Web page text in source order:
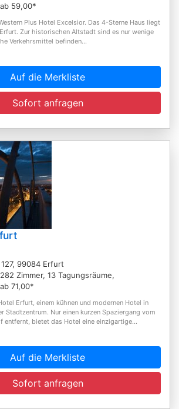
59,00*
Plus Hotel Excelsior. Das 4-Sterne Haus liegt
Zur historischen Altstadt sind es nur wenige
Verkehrsmittel befinden...
Auf die Merkliste
Sofort anfragen
99084 Erfurt
Zimmer, 13 Tagungsräume,
71,00*
Erfurt, einem kühnen und modernen Hotel in
Stadtzentrum. Nur einen kurzen Spaziergang vom
entfernt, bietet das Hotel eine einzigartige...
Auf die Merkliste
Sofort anfragen